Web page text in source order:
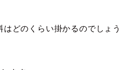
どのくらい掛かるのでしょう